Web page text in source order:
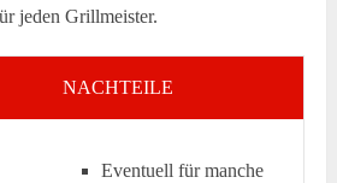
jeden Grillmeister.
NACHTEILE
Eventuell für manche